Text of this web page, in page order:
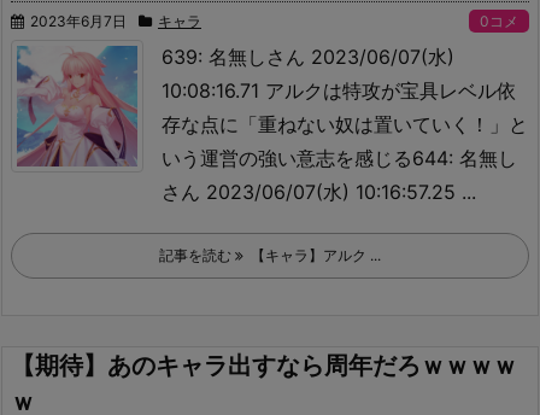
2023年6月7日 キャラ 0コメ
639: 名無しさん 2023/06/07(水)
10:08:16.71 アルクは特攻が宝具レベル依
存な点に「重ねない奴は置いていく！」と
いう運営の強い意志を感じる644: 名無し
さん 2023/06/07(水) 10:16:57.25 ...
記事を読む 【キャラ】アルク ...
【期待】あのキャラ出すなら周年だろｗｗｗｗ
ｗ